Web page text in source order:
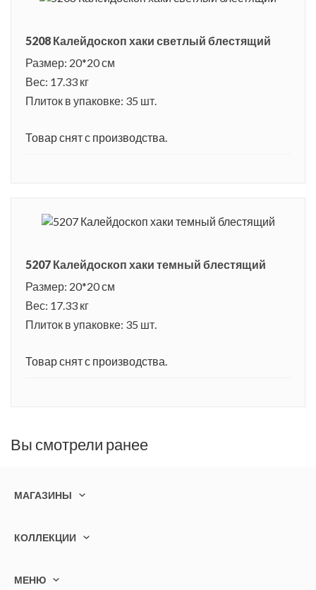
5208 Калейдоскоп хаки светлый блестящий
Размер: 20*20 см
Вес: 17.33 кг
Плиток в упаковке: 35 шт.
Товар снят с производства.
5207 Калейдоскоп хаки темный блестящий
Размер: 20*20 см
Вес: 17.33 кг
Плиток в упаковке: 35 шт.
Товар снят с производства.
Вы смотрели ранее
МАГАЗИНЫ
КОЛЛЕКЦИИ
МЕНЮ